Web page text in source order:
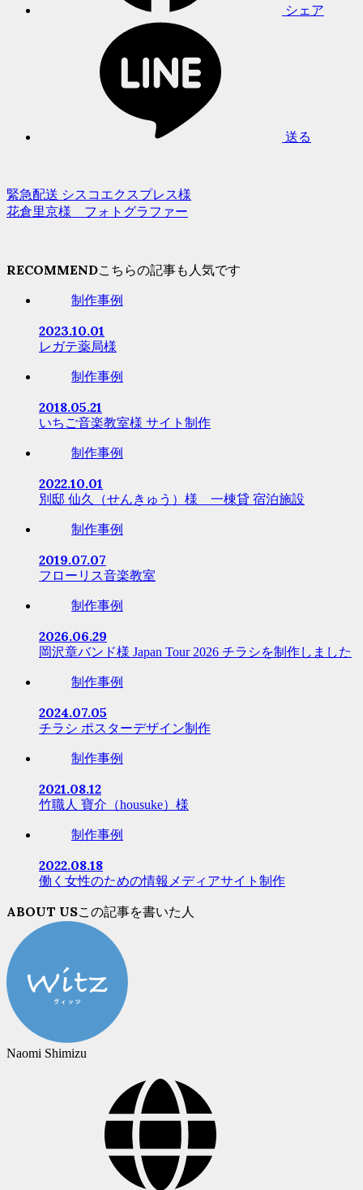
シェア
送る
緊急配送 シスコエクスプレス様
花倉里京様 フォトグラファー
RECOMMEND
制作事例
2023.10.01
レガテ薬局様
制作事例
2018.05.21
いちご音楽教室様 サイト制作
制作事例
2022.10.01
別邸 仙久（せんきゅう）様 一棟貸 宿泊施設
制作事例
2019.07.07
フローリス音楽教室
制作事例
2026.06.29
岡沢章バンド様 Japan Tour 2026 チラシを制作しました
制作事例
2024.07.05
チラシ ポスターデザイン制作
制作事例
2021.08.12
竹職人 寶介（housuke）様
制作事例
2022.08.18
働く女性のための情報メディアサイト制作
ABOUT US
Naomi Shimizu